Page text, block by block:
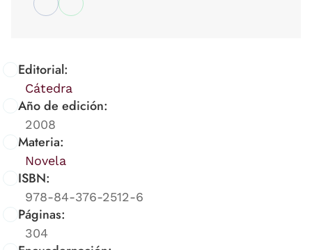
Editorial:
Cátedra
Año de edición:
2008
Materia:
Novela
ISBN:
978-84-376-2512-6
Páginas:
304